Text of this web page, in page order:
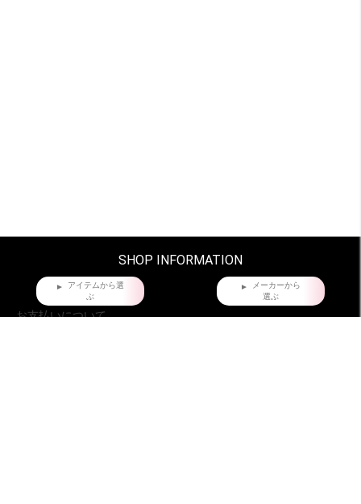
SHOP INFORMATION
お支払いについて
アイテムから選
ぶ
メーカーから
選ぶ